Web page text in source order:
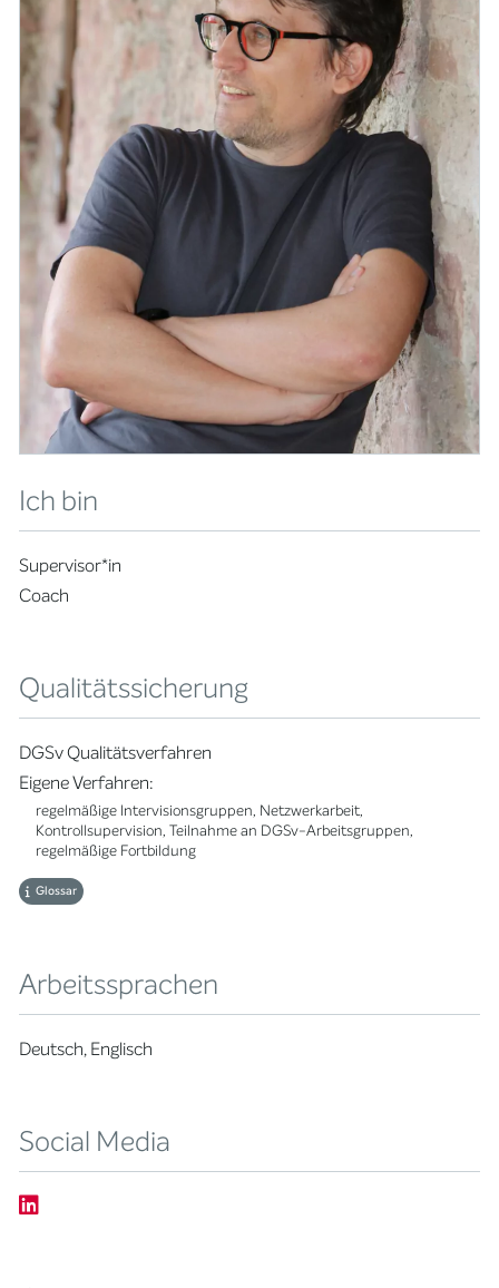
Ich bin
Supervisor*in
Coach
Qualitätssicherung
DGSv Qualitätsverfahren
Eigene Verfahren:
regelmäßige Intervisionsgruppen, Netzwerkarbeit,
Kontrollsupervision, Teilnahme an DGSv-Arbeitsgruppen,
regelmäßige Fortbildung
Glossar
Arbeitssprachen
Deutsch, Englisch
Social Media